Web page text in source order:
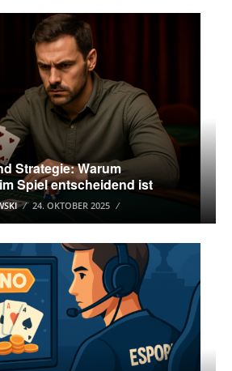
Strategie: Warum
Spiel entscheidend ist
24. OKTOBER 2025